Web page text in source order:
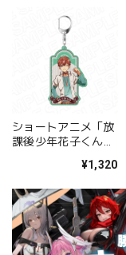
ショートアニメ「放
課後少年花子くん」
¥1,320